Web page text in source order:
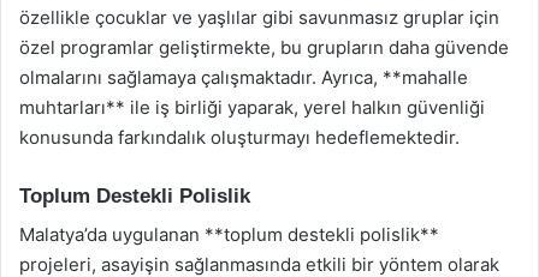
özellikle çocuklar ve yaşlılar gibi savunmasız gruplar için
özel programlar geliştirmekte, bu grupların daha güvende
olmalarını sağlamaya çalışmaktadır. Ayrıca, **mahalle
muhtarları** ile iş birliği yaparak, yerel halkın güvenliği
konusunda farkındalık oluşturmayı hedeflemektedir.
Toplum Destekli Polislik
Malatya’da uygulanan **toplum destekli polislik**
projeleri, asayişin sağlanmasında etkili bir yöntem olarak